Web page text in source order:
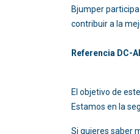
Bjumper
contribuir a la
Referencia DC-
El objetivo de
Estamos en la
Si quieres saber